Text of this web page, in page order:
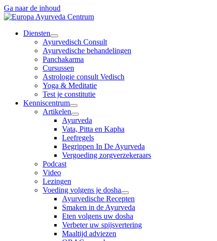
Ga naar de inhoud
Diensten
Ayurvedisch Consult
Ayurvedische behandelingen
Panchakarma
Cursussen
Astrologie consult Vedisch
Yoga & Meditatie
Test je constitutie
Kenniscentrum
Artikelen
Ayurveda
Vata, Pitta en Kapha
Leefregels
Begrippen In De Ayurveda
Vergoeding zorgverzekeraars
Podcast
Video
Lezingen
Voeding volgens je dosha
Ayurvedische Recepten
Smaken in de Ayurveda
Eten volgens uw dosha
Verbeter uw spijsvertering
Maaltijd adviezen